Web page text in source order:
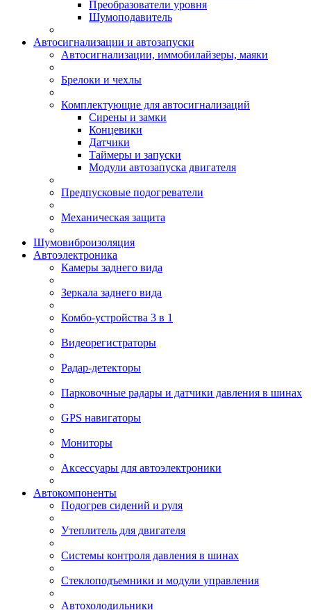
Преобразователи уровня
Шумоподавитель
Автосигнализации и автозапуски
Автосигнализации, иммобилайзеры, маяки
Брелоки и чехлы
Комплектующие для автосигнализаций
Сирены и замки
Концевики
Датчики
Таймеры и запуски
Модули автозапуска двигателя
Предпусковые подогреватели
Механическая защита
Шумовиброизоляция
Автоэлектроника
Камеры заднего вида
Зеркала заднего вида
Комбо-устройства 3 в 1
Видеорегистраторы
Радар-детекторы
Парковочные радары и датчики давления в шинах
GPS навигаторы
Мониторы
Аксессуары для автоэлектроники
Автокомпоненты
Подогрев сидений и руля
Утеплитель для двигателя
Системы контроля давления в шинах
Стеклоподъемники и модули управления
Автохолодильники